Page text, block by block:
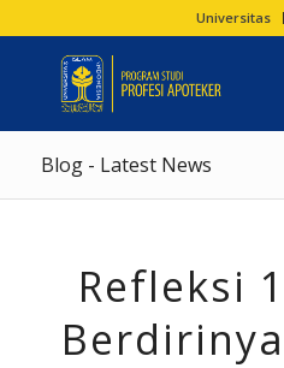
Universitas
Blog - Latest News
Refleksi
Berdirinya